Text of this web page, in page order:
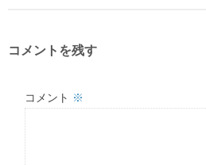
コメントを残す
コメント ※